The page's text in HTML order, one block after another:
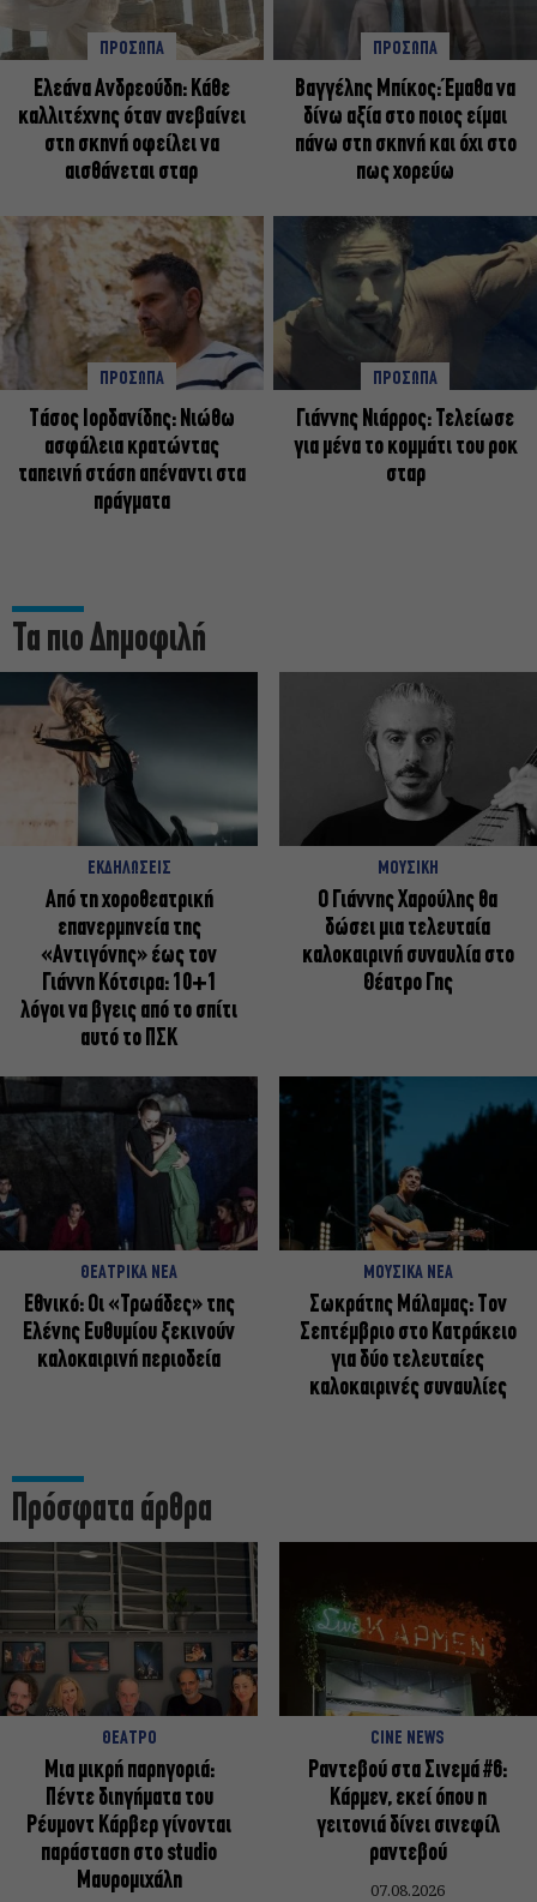
ΠΡΟΣΩΠΑ
Ελεάνα Ανδρεούδη: Κάθε
καλλιτέχνης όταν ανεβαίνει
στη σκηνή οφείλει να
αισθάνεται σταρ
ΠΡΟΣΩΠΑ
Βαγγέλης Μπίκος: Έμαθα να
δίνω αξία στο ποιος είμαι
πάνω στη σκηνή και όχι στο
πως χορεύω
ΠΡΟΣΩΠΑ
Tάσος Ιορδανίδης: Νιώθω
ασφάλεια κρατώντας
ταπεινή στάση απέναντι στα
πράγματα
ΠΡΟΣΩΠΑ
Γιάννης Νιάρρος: Τελείωσε
για μένα το κομμάτι του ροκ
σταρ
Τα πιο Δημοφιλή
ΕΚΔΗΛΩΣΕΙΣ
Από τη χοροθεατρική
επανερμηνεία της
«Αντιγόνης» έως τον
Γιάννη Κότσιρα: 10+1
λόγοι να βγεις από το σπίτι
αυτό το ΠΣΚ
ΜΟΥΣΙΚΗ
Ο Γιάννης Χαρούλης θα
δώσει μια τελευταία
καλοκαιρινή συναυλία στο
Θέατρο Γης
ΘΕΑΤΡΙΚΑ ΝΕΑ
Εθνικό: Οι «Τρωάδες» της
Ελένης Ευθυμίου ξεκινούν
καλοκαιρινή περιοδεία
ΜΟΥΣΙΚΑ ΝΕΑ
Σωκράτης Μάλαμας: Τον
Σεπτέμβριο στο Κατράκειο
για δύο τελευταίες
καλοκαιρινές συναυλίες
Πρόσφατα άρθρα
ΘΕΑΤΡΟ
Μια μικρή παρηγοριά:
Πέντε διηγήματα του
Ρέυμοντ Κάρβερ γίνονται
παράσταση στο studio
Μαυρομιχάλη
CINE NEWS
Ραντεβού στα Σινεμά #6:
Κάρμεν, εκεί όπου η
γειτονιά δίνει σινεφίλ
ραντεβού
07.08.2026